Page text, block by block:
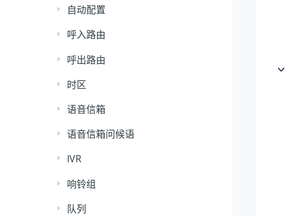
自动配置
呼入路由
呼出路由
时区
语音信箱
语音信箱问候语
IVR
响铃组
队列